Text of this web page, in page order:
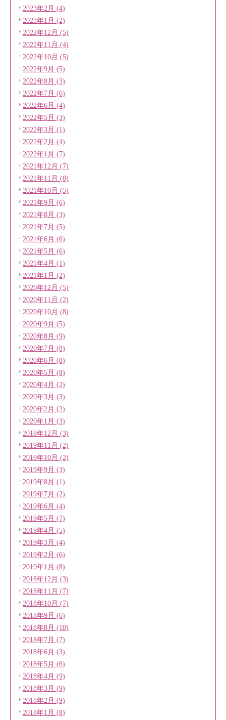
2023年2月 (4)
2023年1月 (2)
2022年12月 (5)
2022年11月 (4)
2022年10月 (5)
2022年9月 (5)
2022年8月 (3)
2022年7月 (6)
2022年6月 (4)
2022年5月 (3)
2022年3月 (1)
2022年2月 (4)
2022年1月 (7)
2021年12月 (7)
2021年11月 (8)
2021年10月 (5)
2021年9月 (6)
2021年8月 (3)
2021年7月 (5)
2021年6月 (6)
2021年5月 (6)
2021年4月 (1)
2021年1月 (2)
2020年12月 (5)
2020年11月 (2)
2020年10月 (8)
2020年9月 (5)
2020年8月 (9)
2020年7月 (8)
2020年6月 (8)
2020年5月 (8)
2020年4月 (2)
2020年3月 (3)
2020年2月 (2)
2020年1月 (3)
2019年12月 (3)
2019年11月 (2)
2019年10月 (2)
2019年9月 (3)
2019年8月 (1)
2019年7月 (2)
2019年6月 (4)
2019年5月 (7)
2019年4月 (5)
2019年3月 (4)
2019年2月 (6)
2019年1月 (8)
2018年12月 (3)
2018年11月 (7)
2018年10月 (7)
2018年9月 (6)
2018年8月 (10)
2018年7月 (7)
2018年6月 (3)
2018年5月 (6)
2018年4月 (9)
2018年3月 (9)
2018年2月 (9)
2018年1月 (8)